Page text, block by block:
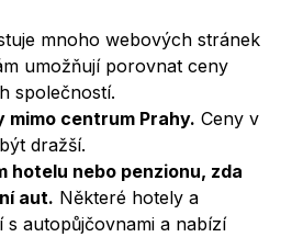
mnoho webových stránek
umožňují porovnat ceny
společností.
centrum Prahy. Ceny v
dražší.
hotelu nebo penzionu, zda
aut. Některé hotely a
autopůjčovnami a nabízí